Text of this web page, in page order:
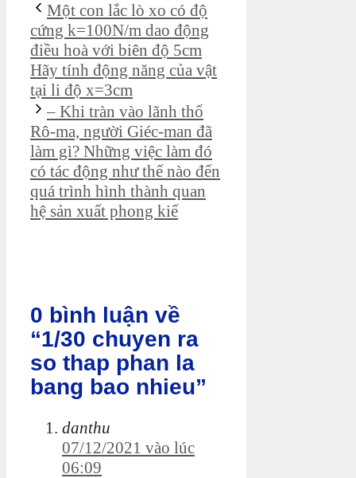
Một con lắc lò xo có độ
cứng k=100N/m dao động
điều hoà với biên độ 5cm
Hãy tính động năng của vật
tại li độ x=3cm
– Khi tràn vào lãnh thổ
Rô-ma, người Giéc-man đã
làm gì? Những việc làm đó
có tác động như thế nào đến
quá trình hình thành quan
hệ sản xuất phong kiế
0 bình luận về
“1/30 chuyen ra
so thap phan la
bang bao nhieu”
danthu
07/12/2021 vào lúc
06:09